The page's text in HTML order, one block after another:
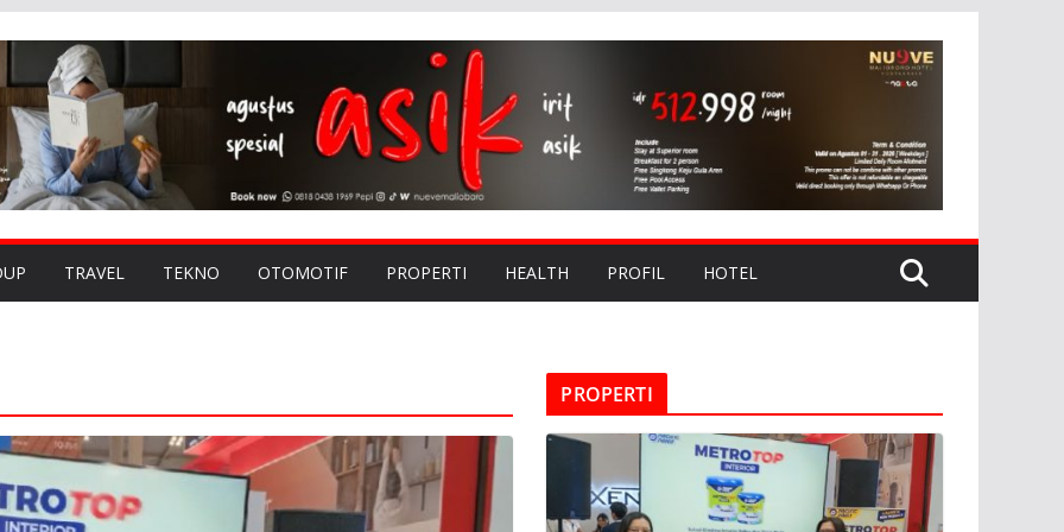
TRAVEL TEKNO OTOMOTIF PROPERTI HEALTH PROFIL HOTEL
PROPERTI